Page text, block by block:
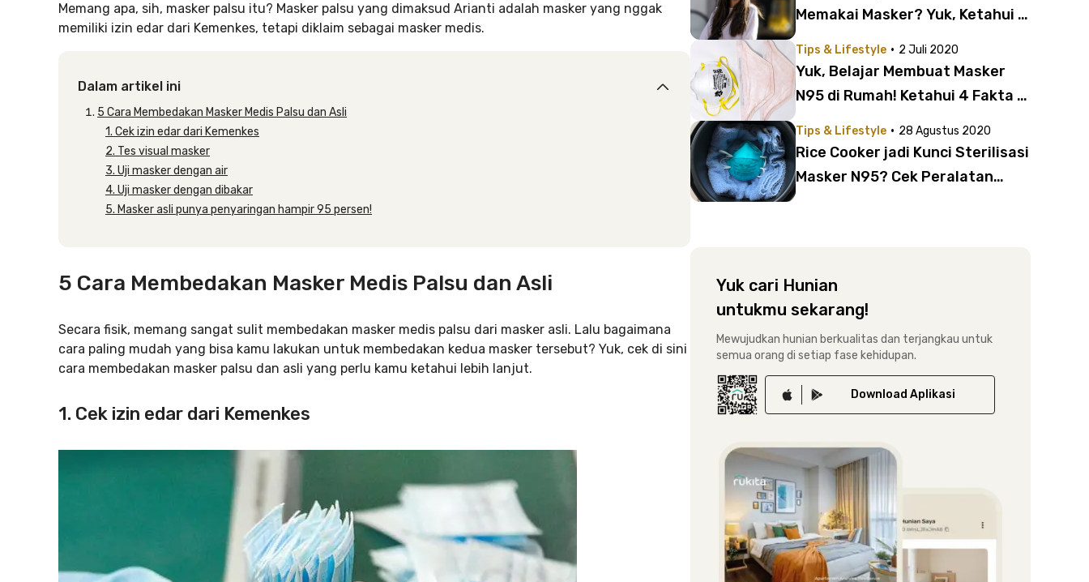
Memang apa, sih, masker palsu itu? Masker palsu yang dimaksud Arianti adalah masker yang nggak
memiliki izin edar dari Kemenkes, tetapi diklaim sebagai masker medis.
Dalam artikel ini
5 Cara Membedakan Masker Medis Palsu dan Asli
1. Cek izin edar dari Kemenkes
2. Tes visual masker
3. Uji masker dengan air
4. Uji masker dengan dibakar
5. Masker asli punya penyaringan hampir 95 persen!
5 Cara Membedakan Masker Medis Palsu dan Asli
Secara fisik, memang sangat sulit membedakan masker medis palsu dari masker asli. Lalu bagaimana
cara paling mudah yang bisa kamu lakukan untuk membedakan kedua masker tersebut? Yuk, cek di sini
cara membedakan masker palsu dan asli yang perlu kamu ketahui lebih lanjut.
1. Cek izin edar dari Kemenkes
Memakai Masker? Yuk, Ketahui 5
Tips & Lifestyle · 2 Juli 2020
Yuk, Belajar Membuat Masker
N95 di Rumah! Ketahui 4 Fakta di
Tips & Lifestyle · 28 Agustus 2020
Rice Cooker jadi Kunci Sterilisasi
Masker N95? Cek Peralatan
Yuk cari Hunian
untukmu sekarang!
Mewujudkan hunian berkualitas dan terjangkau untuk
semua orang di setiap fase kehidupan.
Download Aplikasi